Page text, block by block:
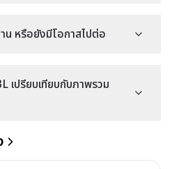
น หรือยังมีโอกาสไปต่อ
เปรียบเทียบกับภาพรวม